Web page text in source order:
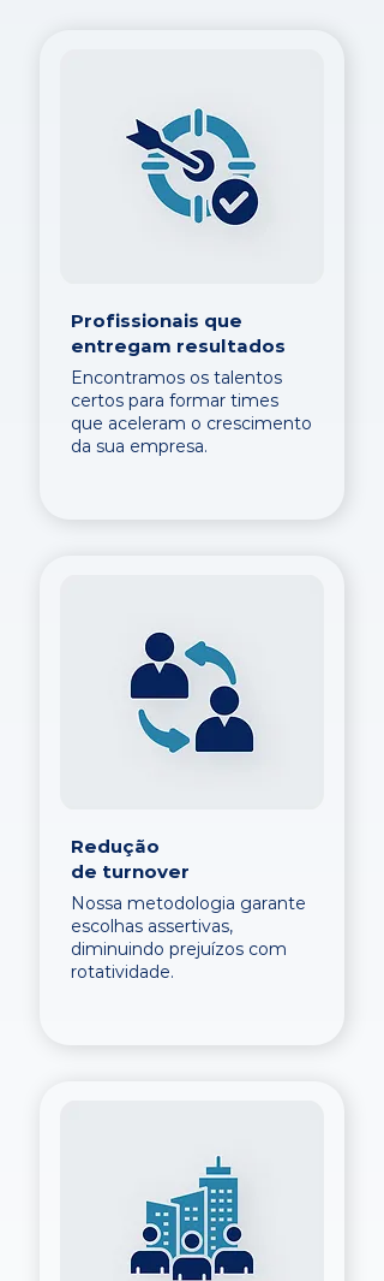
Profissionais que
entregam resultados
Encontramos os talentos
certos para formar times
que aceleram o crescimento
da sua empresa.
Redução
de turnover
Nossa metodologia garante
escolhas assertivas,
diminuindo prejuízos com
rotatividade.